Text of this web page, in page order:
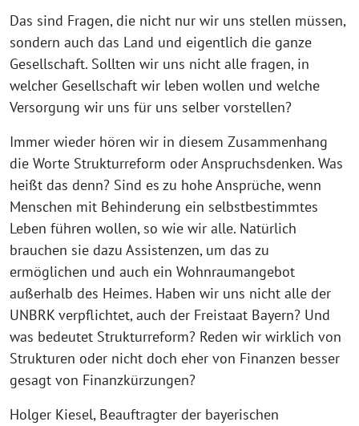
Das sind Fragen, die nicht nur wir uns stellen müssen,
sondern auch das Land und eigentlich die ganze
Gesellschaft. Sollten wir uns nicht alle fragen, in
welcher Gesellschaft wir leben wollen und welche
Versorgung wir uns für uns selber vorstellen?
Immer wieder hören wir in diesem Zusammenhang
die Worte Strukturreform oder Anspruchsdenken. Was
heißt das denn? Sind es zu hohe Ansprüche, wenn
Menschen mit Behinderung ein selbstbestimmtes
Leben führen wollen, so wie wir alle. Natürlich
brauchen sie dazu Assistenzen, um das zu
ermöglichen und auch ein Wohnraumangebot
außerhalb des Heimes. Haben wir uns nicht alle der
UNBRK verpflichtet, auch der Freistaat Bayern? Und
was bedeutet Strukturreform? Reden wir wirklich von
Strukturen oder nicht doch eher von Finanzen besser
gesagt von Finanzkürzungen?
Holger Kiesel, Beauftragter der bayerischen